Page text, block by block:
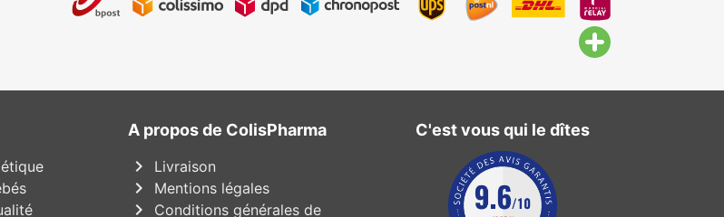
A propos de ColisPharma
chevron_right Livraison
chevron_right Mentions légales
chevron_right
Conditions générales de
C'est vous qui le dîtes